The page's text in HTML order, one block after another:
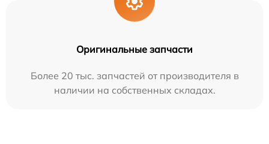
Оригинальные запчасти
Более 20 тыс. запчастей от производителя в
наличии на собственных складах.